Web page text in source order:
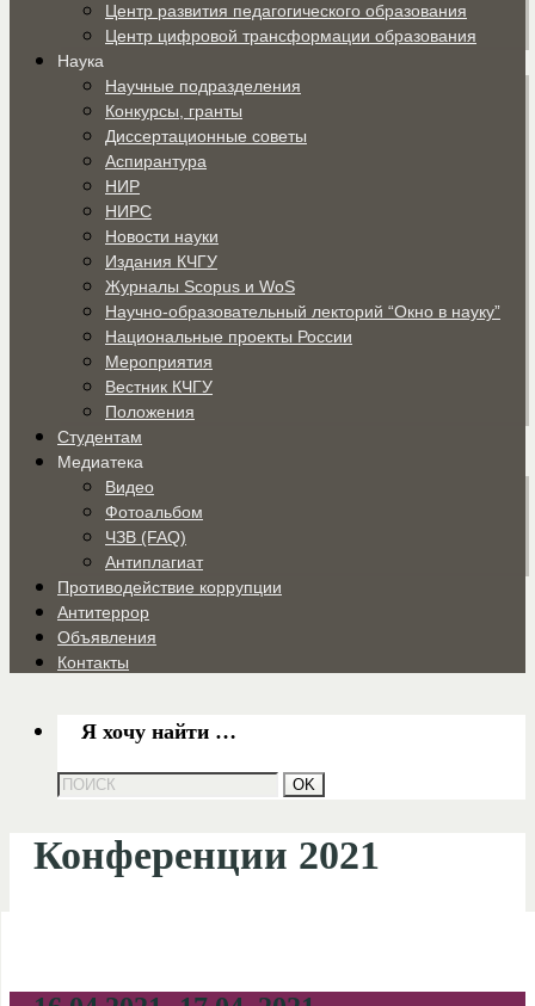
Центр развития педагогического образования
Центр цифровой трансформации образования
Наука
Научные подразделения
Конкурсы, гранты
Диссертационные советы
Аспирантура
НИР
НИРС
Новости науки
Издания КЧГУ
Журналы Scopus и WoS
Научно-образовательный лекторий “Окно в науку”
Национальные проекты России
Мероприятия
Вестник КЧГУ
Положения
Студентам
Медиатека
Видео
Фотоальбом
ЧЗВ (FAQ)
Антиплагиат
Противодействие коррупции
Антитеррор
Объявления
Контакты
Я хочу найти …
Конференции 2021